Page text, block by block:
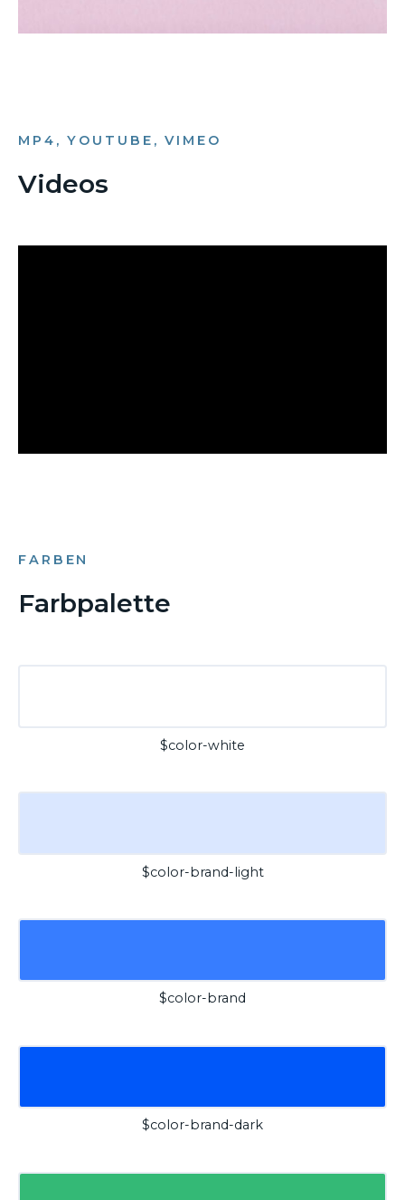
MP4, YOUTUBE, VIMEO
Videos
FARBEN
Farbpalette
$color-white
$color-brand-light
$color-brand
$color-brand-dark